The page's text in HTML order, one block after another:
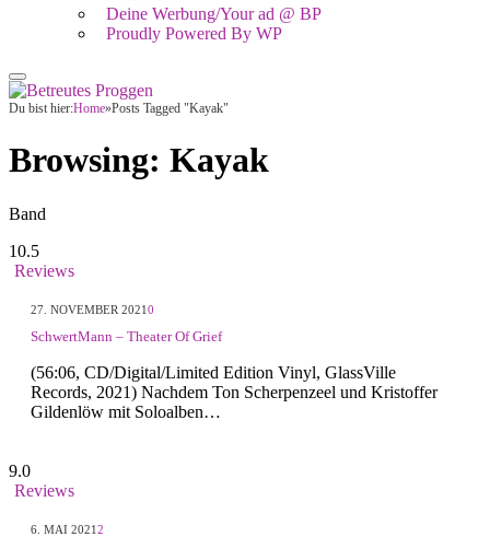
Deine Werbung/Your ad @ BP
Proudly Powered By WP
Du bist hier:Home»Posts Tagged "Kayak"
Browsing: Kayak
Band
10.5
Reviews
27. NOVEMBER 20210
SchwertMann – Theater Of Grief
(56:06, CD/Digital/Limited Edition Vinyl, GlassVille
Records, 2021) Nachdem Ton Scherpenzeel und Kristoffer
Gildenlöw mit Soloalben…
9.0
Reviews
6. MAI 20212